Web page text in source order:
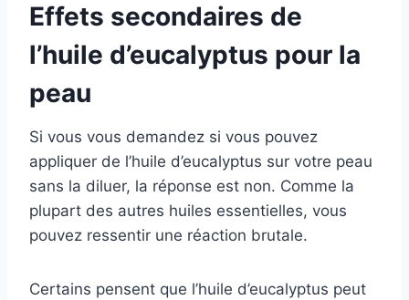
Effets secondaires de
l’huile d’eucalyptus pour la
peau
Si vous vous demandez si vous pouvez
appliquer de l’huile d’eucalyptus sur votre peau
sans la diluer, la réponse est non. Comme la
plupart des autres huiles essentielles, vous
pouvez ressentir une réaction brutale.
Certains pensent que l’huile d’eucalyptus peut